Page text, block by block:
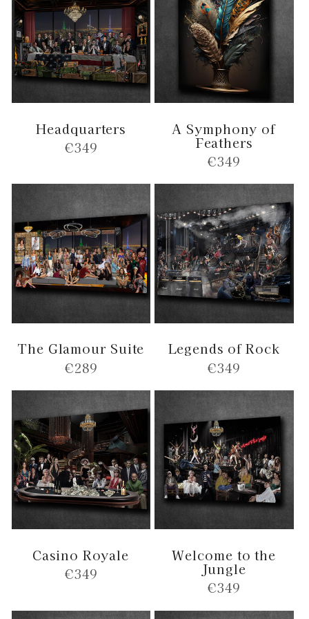
Headquarters
Normale
€349
A Symphony of
Feathers
Normale
€349
The Glamour Suite
Normale
€289
Legends of Rock
Normale
€349
Casino Royale
Normale
€349
Welcome to the
Jungle
Normale
€349